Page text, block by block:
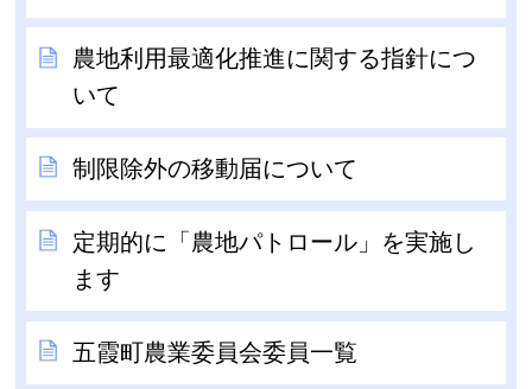
農地利用最適化推進に関する指針につ
いて
制限除外の移動届について
定期的に「農地パトロール」を実施し
ます
五霞町農業委員会委員一覧